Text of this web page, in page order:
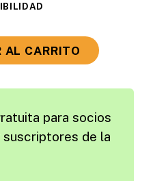
AL CARRITO
para socios
suscriptores de la